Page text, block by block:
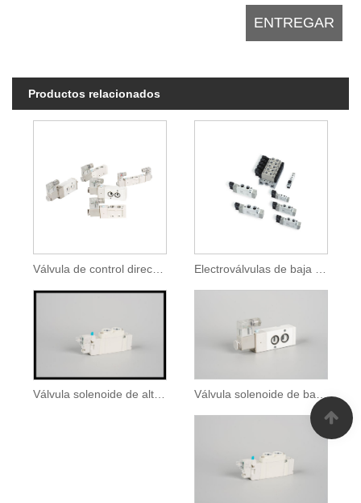
Productos relacionados
Válvula de control direccional
Válvula solenoide de alta presión Válvula solenoide de baja potencia